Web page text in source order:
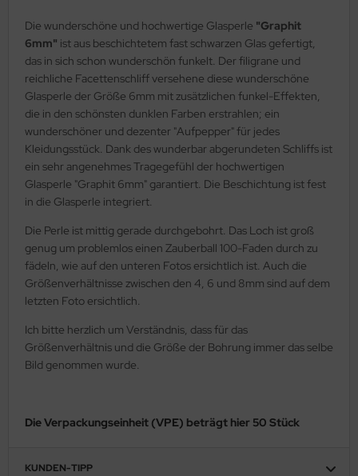
Die wunderschöne und hochwertige Glasperle "Graphit
6mm" ist aus beschichtetem fast schwarzen Glas gefertigt,
das in sich schon wunderschön funkelt. Der filigrane und
reichliche Facettenschliff versehene diese wunderschöne
Glasperle der Größe 6mm mit zusätzlichen funkel-Effekten,
die in den schönsten dunklen Farben erstrahlen; ein
wunderschöner und dezenter "Aufpepper" für jedes
Kleidungsstück. Dank des wunderbar abgerundeten Schliffs ist
ein sehr angenehmes Tragegefühl der hochwertigen
Glasperle "Graphit 6mm" garantiert. Die Beschichtung ist fest
in die Glasperle integriert.
Die Perle ist mittig gerade durchgebohrt. Das Loch ist groß
genug um problemlos einen Zauberball 100-Faden durch zu
fädeln, wie auf den unteren Fotos ersichtlich ist. Auch die
Größenverhältnisse zwischen den 4, 6 und 8mm sind auf dem
letzten Foto ersichtlich.
Ich bitte herzlich um Verständnis, dass für das
Größenverhältnis und die Größe der Bohrung immer das selbe
Bild genommen wurde.
Die Verpackungseinheit (VPE) beträgt hier 50 Stück
KUNDEN-TIPP